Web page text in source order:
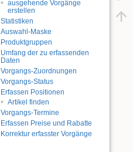
ausgehende Vorgänge
erstellen
Statistiken
Auswahl-Maske
Produktgruppen
Umfang der zu erfassenden
Daten
Vorgangs-Zuordnungen
Vorgangs-Status
Erfassen Positionen
Artikel finden
Vorgangs-Termine
Erfassen Preise und Rabatte
Korrektur erfasster Vorgänge